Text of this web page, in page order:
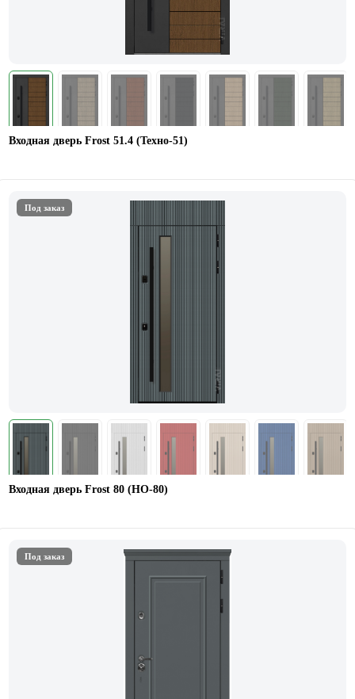
Входная дверь Frost 51.4 (Техно-51)
Под заказ
Входная дверь Frost 80 (НО-80)
Под заказ